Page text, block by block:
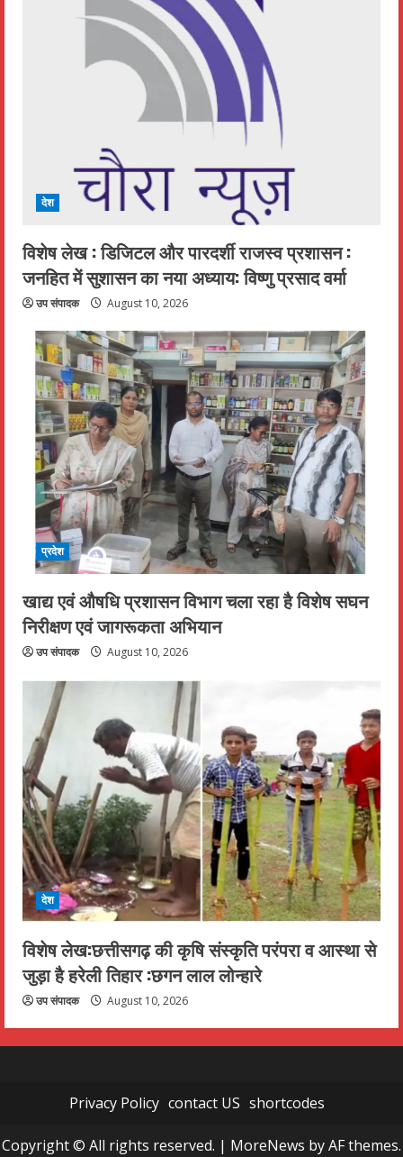
देश
विशेष लेख : डिजिटल और पारदर्शी राजस्व प्रशासन :
जनहित में सुशासन का नया अध्याय: विष्णु प्रसाद वर्मा
उप संपादक August 10, 2026
प्रदेश
खाद्य एवं औषधि प्रशासन विभाग चला रहा है विशेष सघन
निरीक्षण एवं जागरूकता अभियान
उप संपादक August 10, 2026
देश
विशेष लेख:छत्तीसगढ़ की कृषि संस्कृति परंपरा व आस्था से
जुड़ा है हरेली तिहार :छगन लाल लोन्हारे
उप संपादक August 10, 2026
Privacy Policy contact US shortcodes
Copyright © All rights reserved. | MoreNews by AF themes.